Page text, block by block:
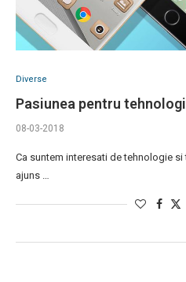
Diverse
Pasiunea pentru
08-03-2018
Ca suntem interesati de tehnologie
ajuns …